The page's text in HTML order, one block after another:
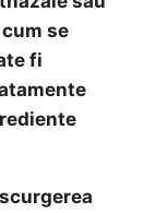
se
fi